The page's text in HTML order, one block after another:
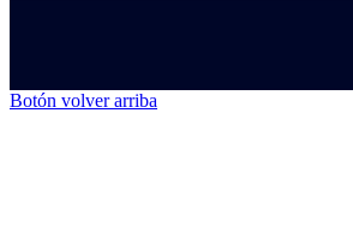
Botón volver arriba